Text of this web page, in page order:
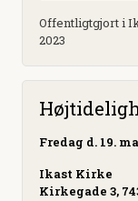
Offentligtgjort i
2023
Fredag d. 19.
Ikast Kirke
Kirkegade 3,